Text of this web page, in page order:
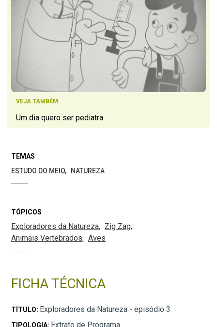
VEJA TAMBÉM
Um dia quero ser pediatra
TEMAS
ESTUDO DO MEIO
NATUREZA
TÓPICOS
Exploradores da Natureza
Zig Zag
Animais Vertebrados
Aves
FICHA TÉCNICA
TÍTULO: Exploradores da Natureza - episódio 3
TIPOLOGIA: Extrato de Programa